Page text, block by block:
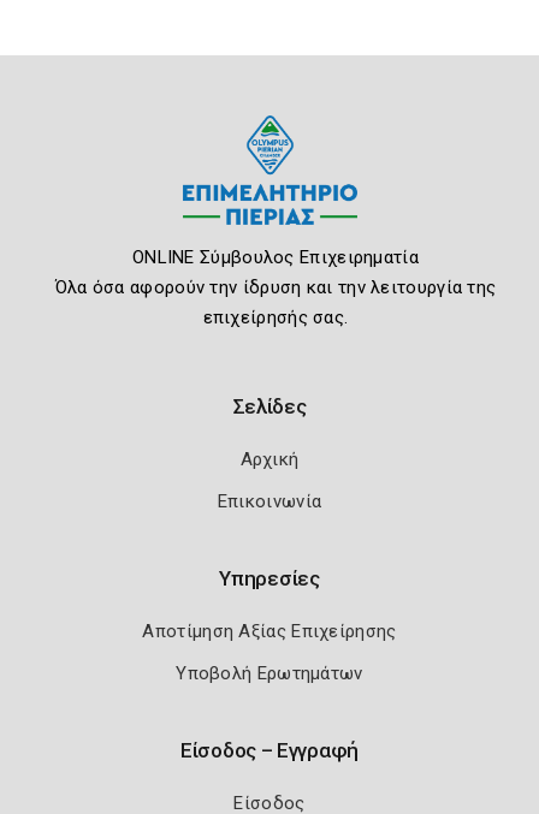
ONLINE Σύμβουλος Επιχειρηματία
Όλα όσα αφορούν την ίδρυση και την λειτουργία της
επιχείρησής σας.
Σελίδες
Αρχική
Επικοινωνία
Υπηρεσίες
Αποτίμηση Αξίας Επιχείρησης
Υποβολή Ερωτημάτων
Είσοδος – Εγγραφή
Είσοδος